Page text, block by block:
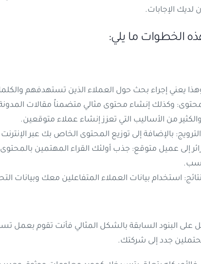
لديك الإجابات.
الخطوات ما يلي:
يعني إجراء بحث حول العملاء الذين تستهدفهم
وكذلك إنشاء محتوى مثالي متضمناً مقالات
من الأساليب التي تعزز إنشاء عملاء متوقعين.
بالإضافة إلى توزيع المحتوى الخاص بك عبر
إلى عميل متوقع: جذب أولئك القراء المهتمين
استخدام بيانات العملاء المتفاعلين معك وبيانات
على البنود السابقة بالشكل المثالي فأنت تقوم
جدد إلى شركتك.